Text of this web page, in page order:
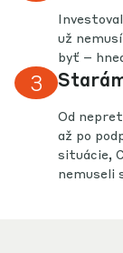
už
byť –
3
Od
až po
situácie,
nemuseli